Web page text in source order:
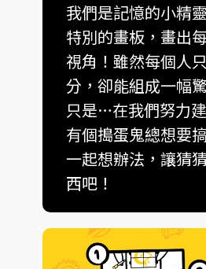
我們是記憶的小精
特別的畫板，畫出
視角！雖然每個人
分，卻能組成一幅
只是…在我們努力
有個搗蛋鬼總想要
一起想辦法，讓猜
西吧！